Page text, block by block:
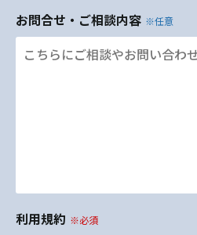
お問合せ・ご相談内容 ※任意
利用規約 ※必須